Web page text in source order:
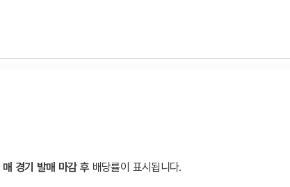
매 경기 발매 마감 후 배당률이 표시됩니다.